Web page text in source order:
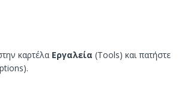
καρτέλα Εργαλεία (Tools) και πατήστε